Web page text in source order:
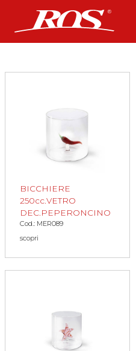
BICCHIERE
250cc.VETRO
DEC.PEPERONCINO
Cod.: MER089
scopri